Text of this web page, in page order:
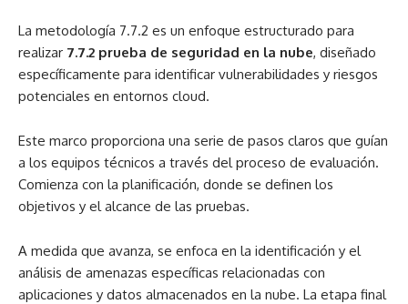
La metodología 7.7.2 es un enfoque estructurado para
realizar 7.7.2 prueba de seguridad en la nube, diseñado
específicamente para identificar vulnerabilidades y riesgos
potenciales en entornos cloud.
Este marco proporciona una serie de pasos claros que guían
a los equipos técnicos a través del proceso de evaluación.
Comienza con la planificación, donde se definen los
objetivos y el alcance de las pruebas.
A medida que avanza, se enfoca en la identificación y el
análisis de amenazas específicas relacionadas con
aplicaciones y datos almacenados en la nube. La etapa final